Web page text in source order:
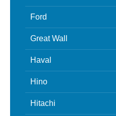
Ford
Great Wall
Haval
Hino
Hitachi